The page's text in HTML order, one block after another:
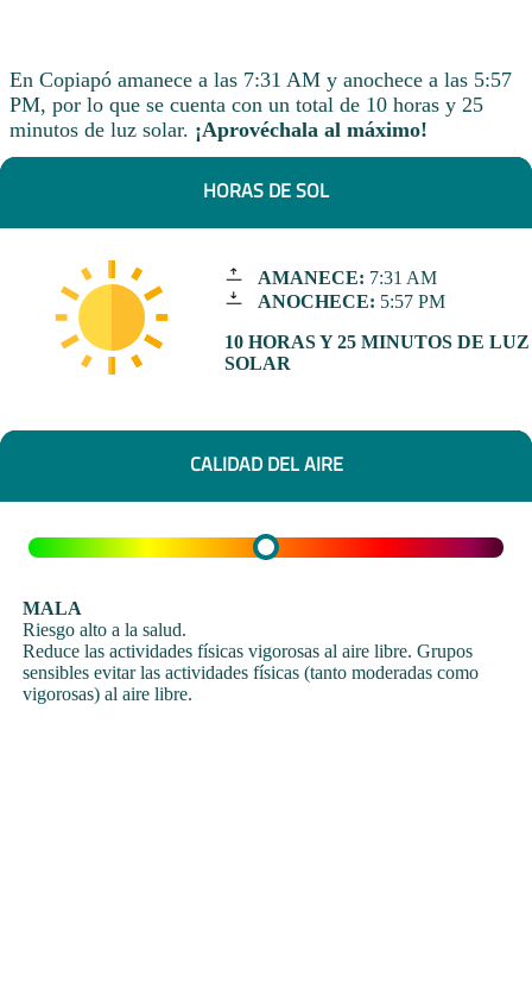
En Copiapó amanece a las 7:31 AM y anochece a las 5:57
PM, por lo que se cuenta con un total de 10 horas y 25
minutos de luz solar. ¡Aprovéchala al máximo!
HORAS DE SOL
AMANECE: 7:31 AM
ANOCHECE: 5:57 PM
10 HORAS Y 25 MINUTOS DE LUZ
SOLAR
CALIDAD DEL AIRE
MALA
Riesgo alto a la salud.
Reduce las actividades físicas vigorosas al aire libre. Grupos
sensibles evitar las actividades físicas (tanto moderadas como
vigorosas) al aire libre.